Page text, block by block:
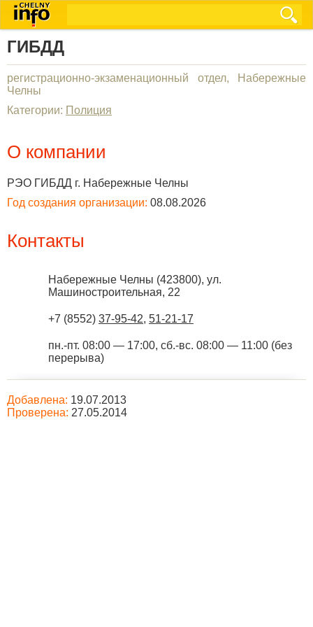
ГИБДД
регистрационно-экзаменационный отдел, Набережные
Челны
Категории: Полиция
О компании
РЭО ГИБДД г. Набережные Челны
Год создания организации: 08.08.2026
Контакты
Набережные Челны (423800), ул.
Машиностроительная, 22
+7 (8552) 37-95-42, 51-21-17
пн.-пт. 08:00 — 17:00, сб.-вс. 08:00 — 11:00 (без
перерыва)
Добавлена: 19.07.2013
Проверена: 27.05.2014